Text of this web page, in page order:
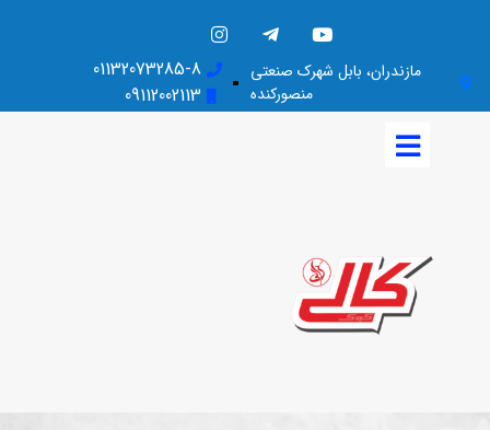
مازندران، بابل شهرک صنعتی
منصورکنده
01132073285-8
09112002113